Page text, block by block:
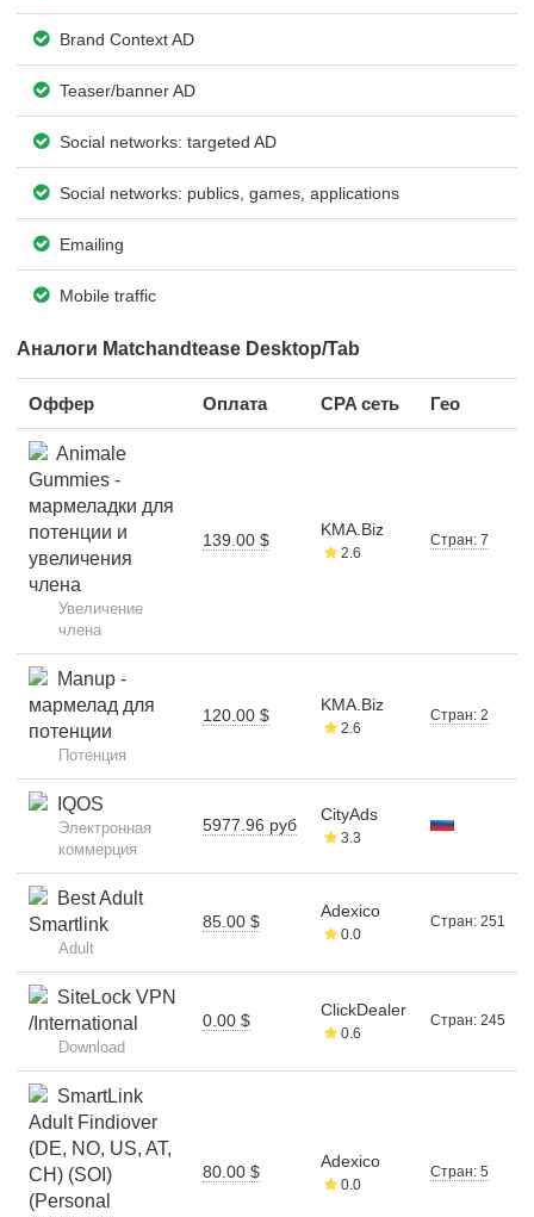
Brand Context AD
Teaser/banner AD
Social networks: targeted AD
Social networks: publics, games, applications
Emailing
Mobile traffic
Аналоги Matchandtease Desktop/Tab
Оффер Оплата CPA сеть Гео
Animale
Gummies -
мармеладки для
потенции и
увеличения
члена
Увеличение
члена
139.00 $
KMA.Biz
2.6
Стран: 7
Manup -
мармелад для
потенции
Потенция
120.00 $
KMA.Biz
2.6
Стран: 2
IQOS
Электронная
коммерция
5977.96 руб
CityAds
3.3
Best Adult
Smartlink
Adult
85.00 $
Adexico
0.0
Стран: 251
SiteLock VPN
/International
Download
0.00 $
ClickDealer
0.6
Стран: 245
SmartLink
Adult Findiover
(DE, NO, US, AT,
CH) (SOI)
(Personal
80.00 $
Adexico
0.0
Стран: 5